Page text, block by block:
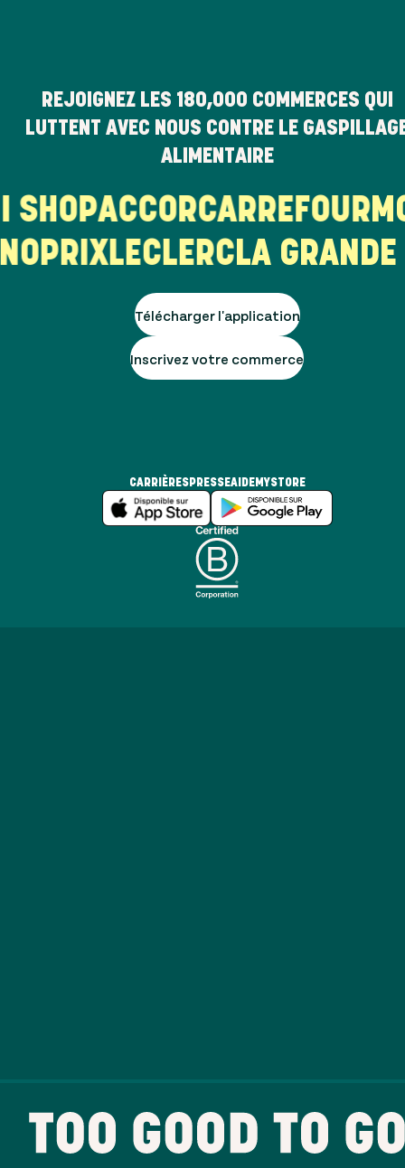
REJOIGNEZ LES 180,000 COMMERCES QUI
LUTTENT AVEC NOUS CONTRE LE
ALIMENTAIRE
SHOPACCORCARREFOUR
LECLERCLA GRANDE
Télécharger l'application
Inscrivez votre commerce
CARRIÈRESPRESSEAIDEMYSTORE